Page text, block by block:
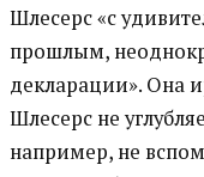
Шлесерс «с
прошлым,
декларации». Она
Шлесерс не
например, не